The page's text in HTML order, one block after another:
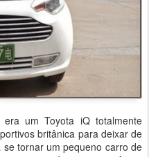
um Toyota iQ totalmente
britânica para deixar de
tornar um pequeno carro de